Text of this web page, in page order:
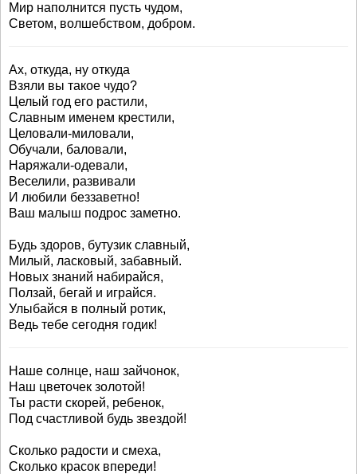
Мир наполнится пусть чудом,
Светом, волшебством, добром.
Ах, откуда, ну откуда
Взяли вы такое чудо?
Целый год его растили,
Славным именем крестили,
Целовали-миловали,
Обучали, баловали,
Наряжали-одевали,
Веселили, развивали
И любили беззаветно!
Ваш малыш подрос заметно.
Будь здоров, бутузик славный,
Милый, ласковый, забавный.
Новых знаний набирайся,
Ползай, бегай и играйся.
Улыбайся в полный ротик,
Ведь тебе сегодня годик!
Наше солнце, наш зайчонок,
Наш цветочек золотой!
Ты расти скорей, ребенок,
Под счастливой будь звездой!
Сколько радости и смеха,
Сколько красок впереди!